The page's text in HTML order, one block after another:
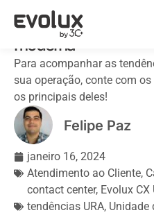
Conheça os
moderna
Para acompanhar as
sua operação, conte com
os principais deles!
Felipe Paz
janeiro 16, 2024
Atendimento ao Cliente,
contact center, Evolux CX
tendências URA, Unidade